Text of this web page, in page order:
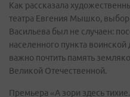
Как рассказала
театра Евгения Мышко,
Васильева был не случаен:
населенного пункта
важно почтить память
Великой Отечественной.
Премьера «А зори здесь